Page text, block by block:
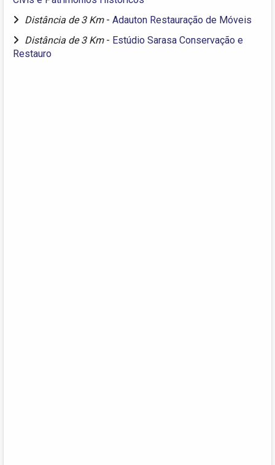
Distância de 3 Km - Adauton Restauração de Móveis
Distância de 3 Km - Estúdio Sarasa Conservação e
Restauro